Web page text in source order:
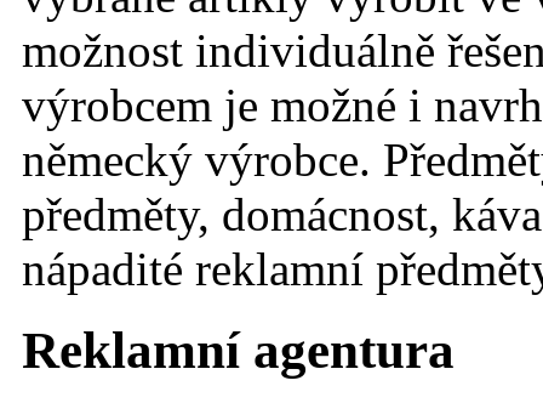
možnost individuálně
výrobcem je možné i
německý výrobce.
předměty, domácnost,
nápadité reklamní
Reklamní agentura